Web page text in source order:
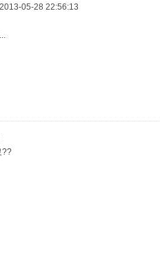
05-28 22:56:13
??